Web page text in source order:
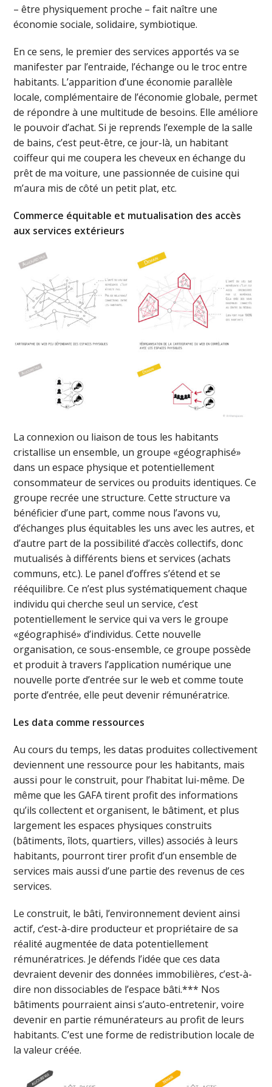
– être physiquement proche – fait naître une
économie sociale, solidaire, symbiotique.
En ce sens, le premier des services apportés va se
manifester par l’entraide, l’échange ou le troc entre
habitants. L’apparition d’une économie parallèle
locale, complémentaire de l’économie globale, permet
de répondre à une multitude de besoins. Elle améliore
le pouvoir d’achat. Si je reprends l’exemple de la salle
de bains, c’est peut-être, ce jour-là, un habitant
coiffeur qui me coupera les cheveux en échange du
prêt de ma voiture, une passionnée de cuisine qui
m’aura mis de côté un petit plat, etc.
Commerce équitable et mutualisation des accès
aux services extérieurs
La connexion ou liaison de tous les habitants
cristallise un ensemble, un groupe «géographisé»
dans un espace physique et potentiellement
consommateur de services ou produits identiques. Ce
groupe recrée une structure. Cette structure va
bénéficier d’une part, comme nous l’avons vu,
d’échanges plus équitables les uns avec les autres, et
d’autre part de la possibilité d’accès collectifs, donc
mutualisés à différents biens et services (achats
communs, etc.). Le panel d’offres s’étend et se
rééquilibre. Ce n’est plus systématiquement chaque
individu qui cherche seul un service, c’est
potentiellement le service qui va vers le groupe
«géographisé» d’individus. Cette nouvelle
organisation, ce sous-ensemble, ce groupe possède
et produit à travers l’application numérique une
nouvelle porte d’entrée sur le web et comme toute
porte d’entrée, elle peut devenir rémunératrice.
Les data comme ressources
Au cours du temps, les datas produites collectivement
deviennent une ressource pour les habitants, mais
aussi pour le construit, pour l’habitat lui-même. De
même que les GAFA tirent profit des informations
qu’ils collectent et organisent, le bâtiment, et plus
largement les espaces physiques construits
(bâtiments, îlots, quartiers, villes) associés à leurs
habitants, pourront tirer profit d’un ensemble de
services mais aussi d’une partie des revenus de ces
services.
Le construit, le bâti, l’environnement devient ainsi
actif, c’est-à-dire producteur et propriétaire de sa
réalité augmentée de data potentiellement
rémunératrices. Je défends l’idée que ces data
devraient devenir des données immobilières, c’est-à-
dire non dissociables de l’espace bâti.*** Nos
bâtiments pourraient ainsi s’auto-entretenir, voire
devenir en partie rémunérateurs au profit de leurs
habitants. C’est une forme de redistribution locale de
la valeur créée.